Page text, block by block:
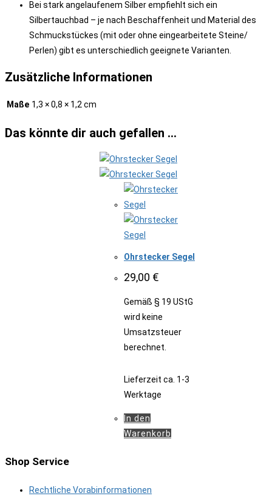
Bei stark angelaufenem Silber empfiehlt sich ein
Silbertauchbad – je nach Beschaffenheit und Material des
Schmuckstückes (mit oder ohne eingearbeitete Steine/
Perlen) gibt es unterschiedlich geeignete Varianten.
Zusätzliche Informationen
Maße 1,3 × 0,8 × 1,2 cm
Das könnte dir auch gefallen …
Ohrstecker Segel
29,00 €
Gemäß § 19 UStG
wird keine
Umsatzsteuer
berechnet.
Lieferzeit ca. 1-3
Werktage
In den
Warenkorb
Shop Service
Rechtliche Vorabinformationen